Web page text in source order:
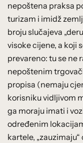
nepoštena praksa
turizam i imidž
broju slučajeva
visoke cijene, a koji
prevareno: tu se ne
nepoštenim
propisa (nemaju
korisniku vidljivom
ga moraju imati i
određenim
kartele,